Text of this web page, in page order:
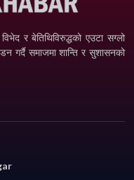
र बेतिथिविरुद्धको एउटा सग्लो
गर्दै समाजमा शान्ति र सुशासनको